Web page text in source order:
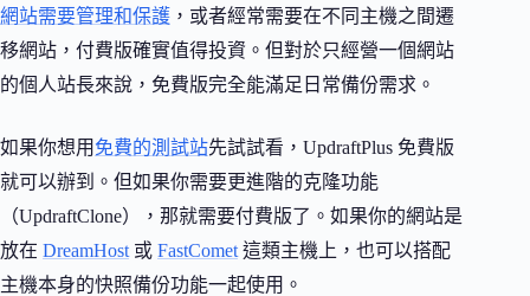
網站需要管理和保護 ，或者經常需要在不同主機之間遷
移網站，付費版確實值得投資。但對於只經營一個網站
的個人站長來說，免費版完全能滿足日常備份需求。
如果你想用 免費的測試站先試試看，UpdraftPlus 免費版
就可以辦到。但如果你需要更進階的克隆功能
（UpdraftClone），那就需要付費版了。如果你的網站是
放在 DreamHost 或 FastComet 這類主機上，也可以搭配
主機本身的快照備份功能一起使用。